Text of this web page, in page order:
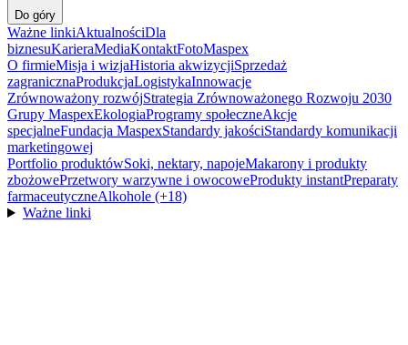
Do góry
Ważne linkiAktualnościDla
biznesuKarieraMediaKontaktFotoMaspex
O firmieMisja i wizjaHistoria akwizycjiSprzedaż
zagranicznaProdukcjaLogistykaInnowacje
Zrównoważony rozwójStrategia Zrównoważonego Rozwoju 2030
Grupy MaspexEkologiaProgramy społeczneAkcje
specjalneFundacja MaspexStandardy jakościStandardy komunikacji
marketingowej
Portfolio produktówSoki, nektary, napojeMakarony i produkty
zbożowePrzetwory warzywne i owocoweProdukty instantPreparaty
farmaceutyczneAlkohole (+18)
Ważne linki